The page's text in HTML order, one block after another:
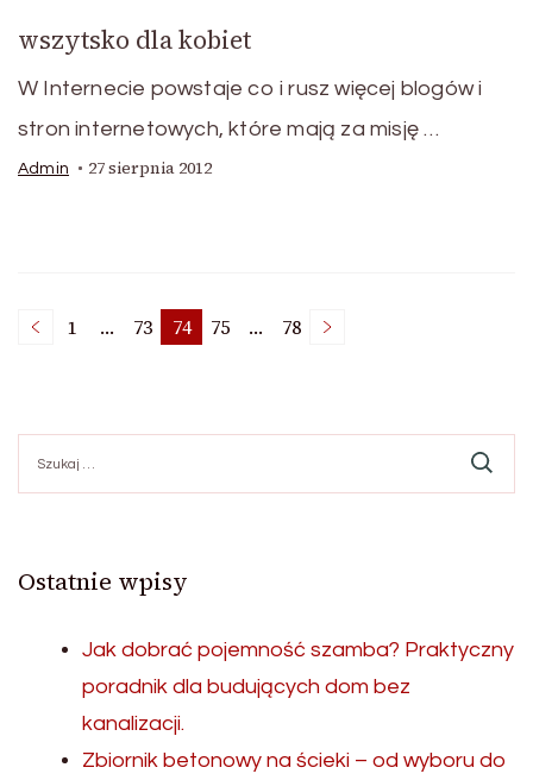
wszytsko dla kobiet
W Internecie powstaje co i rusz więcej blogów i
stron internetowych, które mają za misję …
Admin 27 sierpnia 2012
Stronicowanie
wpisów
Strona
1 … Strona
73 Strona
74 Strona
75 … Strona
78
Ostatnie wpisy
Jak dobrać pojemność szamba? Praktyczny
poradnik dla budujących dom bez
kanalizacji.
Zbiornik betonowy na ścieki – od wyboru do